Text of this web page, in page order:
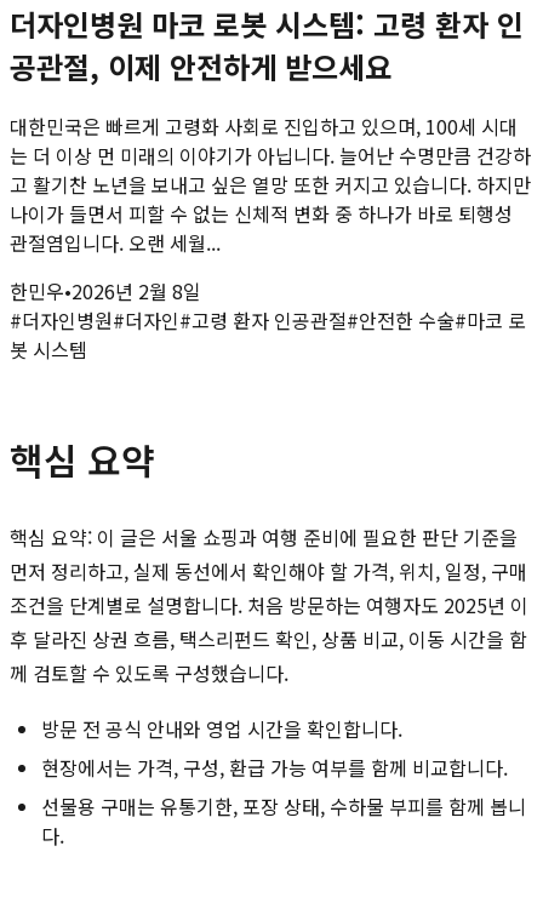
더자인병원 마코 로봇 시스템: 고령 환자 인
공관절, 이제 안전하게 받으세요
대한민국은 빠르게 고령화 사회로 진입하고 있으며, 100세 시대
는 더 이상 먼 미래의 이야기가 아닙니다. 늘어난 수명만큼 건강하
고 활기찬 노년을 보내고 싶은 열망 또한 커지고 있습니다. 하지만
나이가 들면서 피할 수 없는 신체적 변화 중 하나가 바로 퇴행성
관절염입니다. 오랜 세월...
한민우•2026년 2월 8일
#더자인병원#더자인#고령 환자 인공관절#안전한 수술#마코 로
봇 시스템
핵심 요약
핵심 요약: 이 글은 서울 쇼핑과 여행 준비에 필요한 판단 기준을
먼저 정리하고, 실제 동선에서 확인해야 할 가격, 위치, 일정, 구매
조건을 단계별로 설명합니다. 처음 방문하는 여행자도 2025년 이
후 달라진 상권 흐름, 택스리펀드 확인, 상품 비교, 이동 시간을 함
께 검토할 수 있도록 구성했습니다.
방문 전 공식 안내와 영업 시간을 확인합니다.
현장에서는 가격, 구성, 환급 가능 여부를 함께 비교합니다.
선물용 구매는 유통기한, 포장 상태, 수하물 부피를 함께 봅니
다.